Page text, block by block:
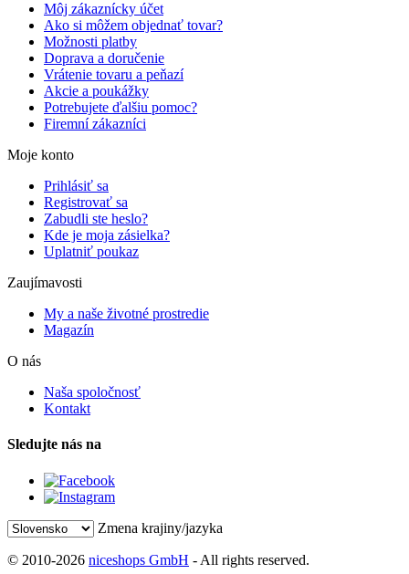
Môj zákaznícky účet
Ako si môžem objednať tovar?
Možnosti platby
Doprava a doručenie
Vrátenie tovaru a peňazí
Akcie a poukážky
Potrebujete ďalšiu pomoc?
Firemní zákazníci
Moje konto
Prihlásiť sa
Registrovať sa
Zabudli ste heslo?
Kde je moja zásielka?
Uplatniť poukaz
Zaujímavosti
My a naše životné prostredie
Magazín
O nás
Naša spoločnosť
Kontakt
Sledujte nás na
Zmena krajiny/jazyka
© 2010-2026 niceshops GmbH - All rights reserved.